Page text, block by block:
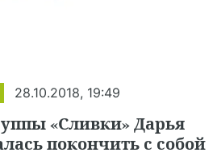
28.10.2018, 19:49
«Сливки» Дарья
покончить с собой